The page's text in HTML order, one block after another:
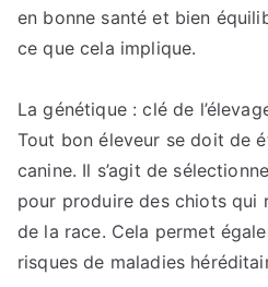
en bonne santé et bien
ce que cela implique.
La génétique : clé de
Tout bon éleveur se doit de
canine. Il s’agit de
pour produire des chiots qui
de la race. Cela permet
risques de maladies